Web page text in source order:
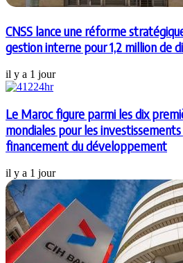
CNSS lance une réforme
gestion interne pour 1,2 million de
il y a 1 jour
Le Maroc figure parmi les dix
mondiales pour les
financement du développement
il y a 1 jour